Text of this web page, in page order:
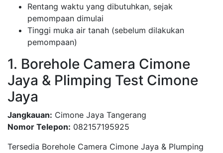
Rentang waktu yang dibutuhkan, sejak
pemompaan dimulai
Tinggi muka air tanah (sebelum dilakukan
pemompaan)
1. Borehole Camera Cimone
Jaya & Plimping Test Cimone
Jaya
Jangkauan: Cimone Jaya Tangerang
Nomor Telepon: 082157195925
Tersedia Borehole Camera Cimone Jaya & Plumping